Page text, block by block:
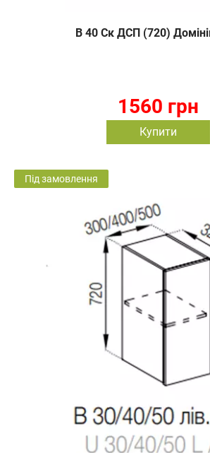
В 40 Ск ДСП (720)
1560 грн
Купити
Під замовлення